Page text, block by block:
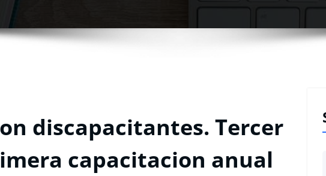
discapacitantes. Tercer
capacitacion anual